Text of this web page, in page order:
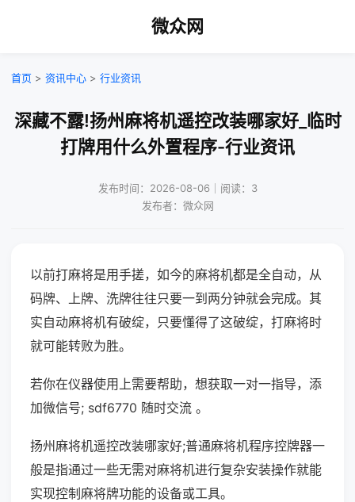
微众网
首页 > 资讯中心 > 行业资讯
深藏不露!扬州麻将机遥控改装哪家好_临时
打牌用什么外置程序-行业资讯
发布时间：2026-08-06｜阅读：3
发布者：微众网
以前打麻将是用手搓，如今的麻将机都是全自动，从
码牌、上牌、洗牌往往只要一到两分钟就会完成。其
实自动麻将机有破绽，只要懂得了这破绽，打麻将时
就可能转败为胜。
若你在仪器使用上需要帮助，想获取一对一指导，添
加微信号; sdf6770 随时交流 。
扬州麻将机遥控改装哪家好;普通麻将机程序控牌器一
般是指通过一些无需对麻将机进行复杂安装操作就能
实现控制麻将牌功能的设备或工具。